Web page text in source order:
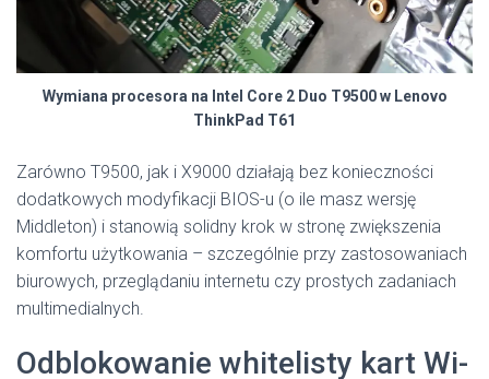
Wymiana procesora na Intel Core 2 Duo T9500 w Lenovo
ThinkPad T61
Zarówno T9500, jak i X9000 działają bez konieczności
dodatkowych modyfikacji BIOS-u (o ile masz wersję
Middleton) i stanowią solidny krok w stronę zwiększenia
komfortu użytkowania – szczególnie przy zastosowaniach
biurowych, przeglądaniu internetu czy prostych zadaniach
multimedialnych.
Odblokowanie whitelisty kart Wi-